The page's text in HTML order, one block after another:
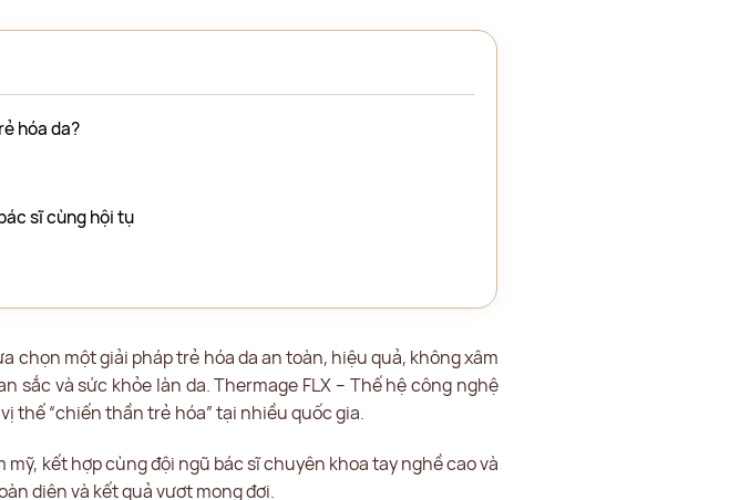
hóa da?
sĩ cùng hội tụ
chọn một giải pháp trẻ hóa da an toàn, hiệu quả, không xâm
và sức khỏe làn da. Thermage FLX – Thế hệ công nghệ
thế “chiến thần trẻ hóa” tại nhiều quốc gia.
kết hợp cùng đội ngũ bác sĩ chuyên khoa tay nghề cao và
diện và kết quả vượt mong đợi.